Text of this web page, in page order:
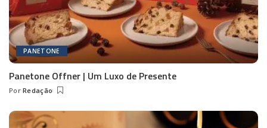
PANETONE
Panetone Offner | Um Luxo de Presente
Posted
Por Redação